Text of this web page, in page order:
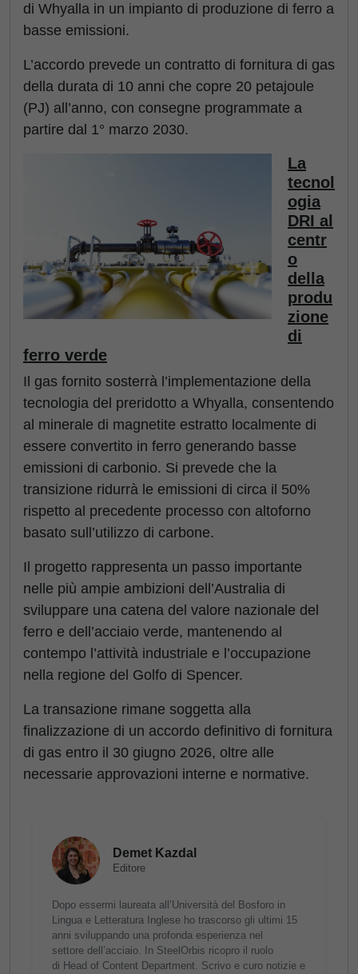
di Whyalla in un impianto di produzione di ferro a
basse emissioni.
L’accordo prevede un contratto di fornitura di gas
della durata di 10 anni che copre 20 petajoule
(PJ) all’anno, con consegne programmate a
partire dal 1° marzo 2030.
La
tecnol
ogia
DRI al
centr
o
della
produ
zione
di
ferro verde
Il gas fornito sosterrà l’implementazione della
tecnologia del preridotto a Whyalla, consentendo
al minerale di magnetite estratto localmente di
essere convertito in ferro generando basse
emissioni di carbonio. Si prevede che la
transizione ridurrà le emissioni di circa il 50%
rispetto al precedente processo con altoforno
basato sull’utilizzo di carbone.
Il progetto rappresenta un passo importante
nelle più ampie ambizioni dell’Australia di
sviluppare una catena del valore nazionale del
ferro e dell’acciaio verde, mantenendo al
contempo l’attività industriale e l’occupazione
nella regione del Golfo di Spencer.
La transazione rimane soggetta alla
finalizzazione di un accordo definitivo di fornitura
di gas entro il 30 giugno 2026, oltre alle
necessarie approvazioni interne e normative.
Demet Kazdal
Editore
Dopo essermi laureata all’Università del Bosforo in
Lingua e Letteratura Inglese ho trascorso gli ultimi 15
anni sviluppando una profonda esperienza nel
settore dell’acciaio. In SteelOrbis ricopro il ruolo
di Head of Content Department. Scrivo e curo notizie e